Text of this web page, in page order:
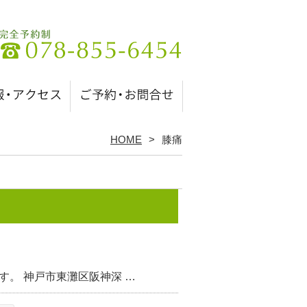
HOME 膝痛
。 神戸市東灘区阪神深 …